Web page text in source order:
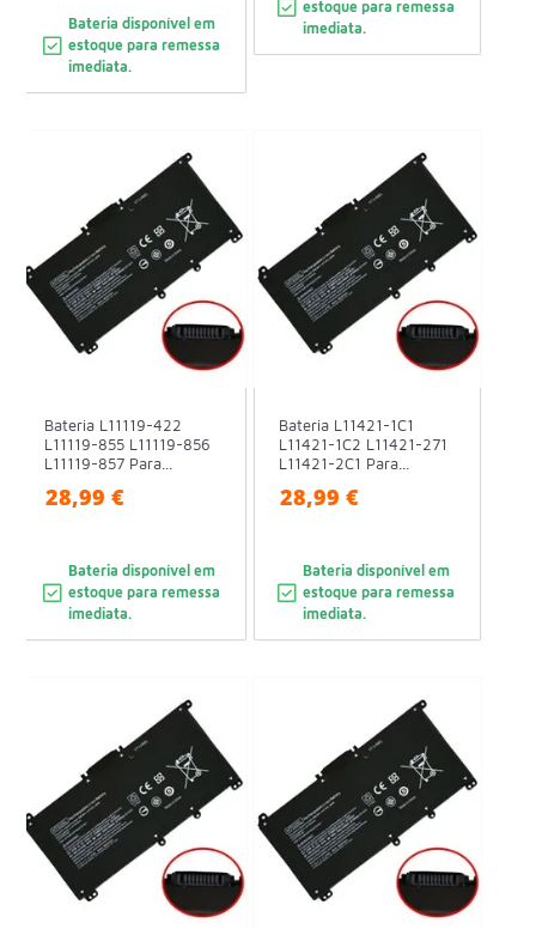
Bateria disponível em
estoque para remessa
imediata.
estoque para remessa
imediata.
Bateria L11119-422
L11119-855 L11119-856
L11119-857 Para...
28,99 €
Bateria disponível em
estoque para remessa
imediata.
Bateria L11421-1C1
L11421-1C2 L11421-271
L11421-2C1 Para...
28,99 €
Bateria disponível em
estoque para remessa
imediata.